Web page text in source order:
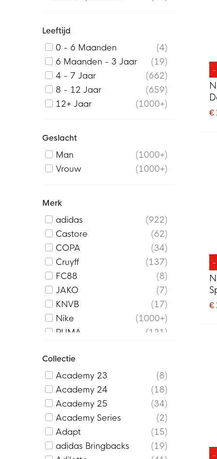
€
€
Leeftijd
0 - 6 Maanden
4
6 Maanden - 3 Jaar
19
4 - 7 Jaar
662
8 - 12 Jaar
659
12+ Jaar
1000+
Geslacht
Man
1000+
Vrouw
1000+
Merk
adidas
922
Castore
62
COPA
34
Cruyff
137
FC88
8
JAKO
7
KNVB
17
Nike
1000+
PUMA
121
Touzani
Under Armour
245
Voetbalshop
53
Collectie
Academy 23
8
Academy 24
18
Academy 25
34
Academy Series
2
Adapt
15
adidas Bringbacks
19